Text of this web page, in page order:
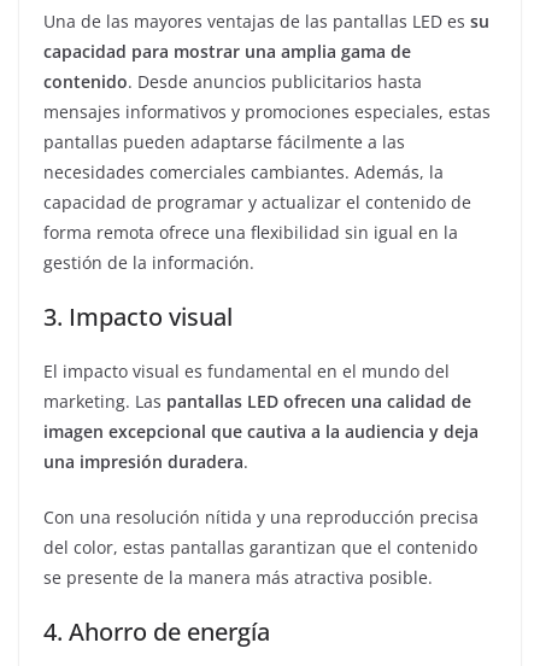
Una de las mayores ventajas de las pantallas LED es su
capacidad para mostrar una amplia gama de
contenido. Desde anuncios publicitarios hasta
mensajes informativos y promociones especiales, estas
pantallas pueden adaptarse fácilmente a las
necesidades comerciales cambiantes. Además, la
capacidad de programar y actualizar el contenido de
forma remota ofrece una flexibilidad sin igual en la
gestión de la información.
3. Impacto visual
El impacto visual es fundamental en el mundo del
marketing. Las pantallas LED ofrecen una calidad de
imagen excepcional que cautiva a la audiencia y deja
una impresión duradera.
Con una resolución nítida y una reproducción precisa
del color, estas pantallas garantizan que el contenido
se presente de la manera más atractiva posible.
4. Ahorro de energía